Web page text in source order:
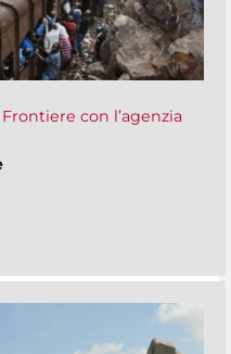
con l’agenzia